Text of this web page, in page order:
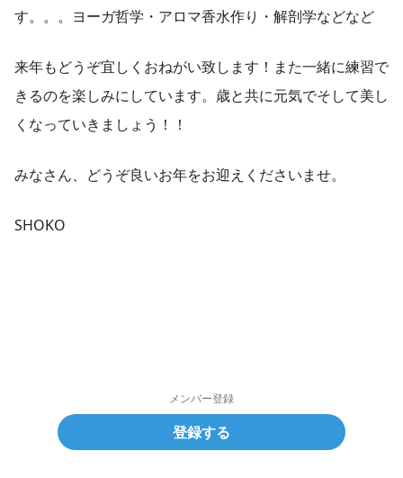
す。。。ヨーガ哲学・アロマ香水作り・解剖学などなど
来年もどうぞ宜しくおねがい致します！また一緒に練習で
きるのを楽しみにしています。歳と共に元気でそして美し
くなっていきましょう！！
みなさん、どうぞ良いお年をお迎えくださいませ。
SHOKO
メンバー登録
登録する